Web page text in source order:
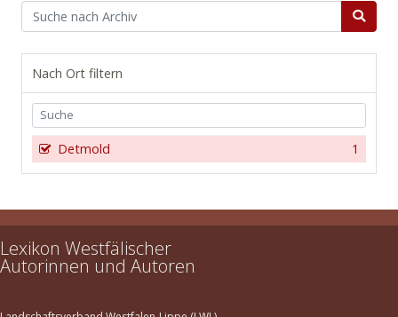
Nach Ort filtern
1
Detmold
Lexikon Westfälischer
Autorinnen und Autoren